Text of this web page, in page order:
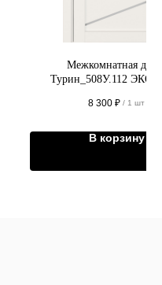
Межкомнатная
Турин_508У.112 ЭКО-
8 300 ₽ / 1 шт
В корзину